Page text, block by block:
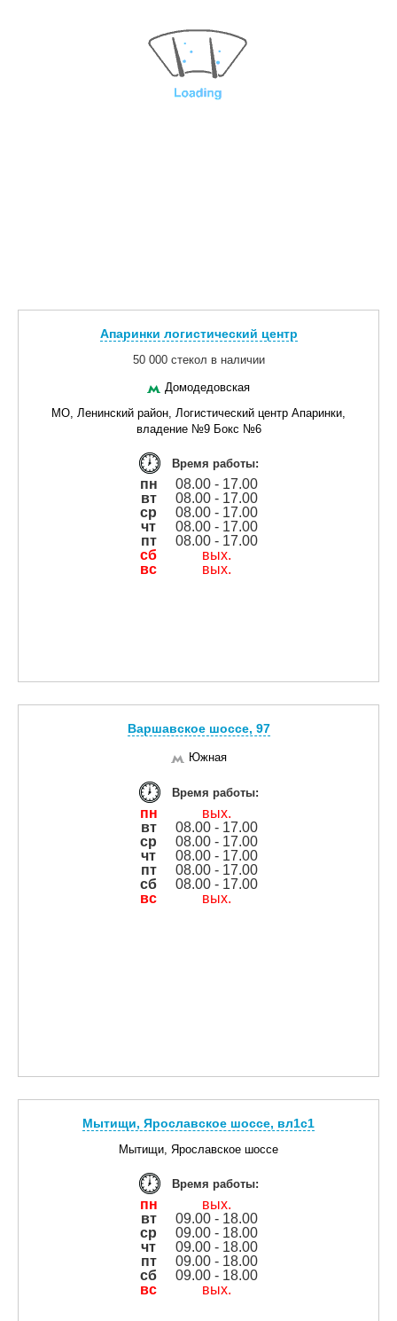
Апаринки логистический центр
50 000 стекол в наличии
Домодедовская
МО, Ленинский район, Логистический центр Апаринки,
владение №9 Бокс №6
Время работы:
пн
08.00 - 17.00
вт
08.00 - 17.00
ср
08.00 - 17.00
чт
08.00 - 17.00
пт
08.00 - 17.00
сб
вых.
вс
вых.
Варшавское шоссе, 97
Южная
Время работы:
пн
вых.
вт
08.00 - 17.00
ср
08.00 - 17.00
чт
08.00 - 17.00
пт
08.00 - 17.00
сб
08.00 - 17.00
вс
вых.
Мытищи, Ярославское шоссе, вл1с1
Мытищи, Ярославское шоссе
Время работы:
пн
вых.
вт
09.00 - 18.00
ср
09.00 - 18.00
чт
09.00 - 18.00
пт
09.00 - 18.00
сб
09.00 - 18.00
вс
вых.